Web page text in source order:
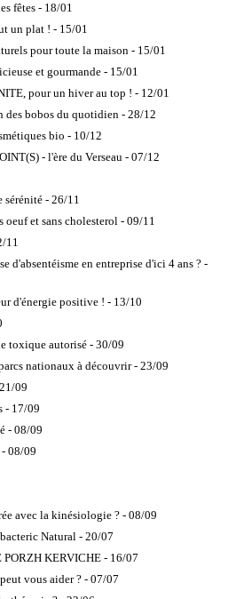
fêtes - 18/01
un plat ! - 15/01
pour toute la maison - 15/01
et gourmande - 15/01
pour un hiver au top ! - 12/01
bobos du quotidien - 28/12
bio - 10/12
- l'ère du Verseau - 07/12
- 26/11
oeuf et sans cholesterol - 09/11
11
d'absentéisme en entreprise d'ici 4 ans ? -
d'énergie positive ! - 13/10
toxique autorisé - 30/09
nationaux à découvrir - 23/09
09
- 17/09
- 08/09
08/09
avec la kinésiologie ? - 08/09
Natural - 20/07
KERVICHE - 16/07
vous aider ? - 07/07